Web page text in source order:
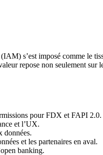
s’est imposé comme le
repose non seulement sur
pour FDX et FAPI 2.0.
et l’UX.
données.
et les partenaires en aval.
banking.